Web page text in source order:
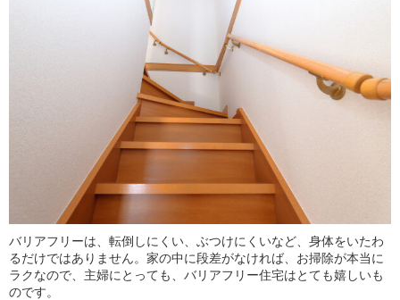
バリアフリーは、転倒しにくい、ぶつけにくいなど、身体をいたわ
るだけではありません。家の中に段差がなければ、お掃除が本当に
ラクなので、主婦にとっても、バリアフリー住宅はとても嬉しいも
のです。